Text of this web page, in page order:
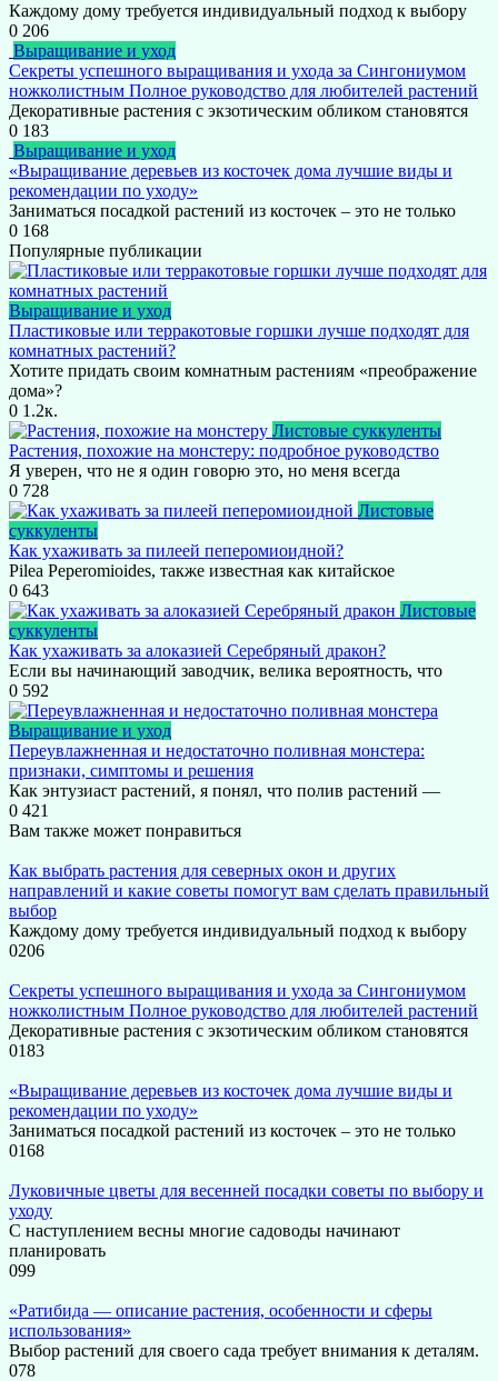
Каждому дому требуется индивидуальный подход к выбору
0 206
Выращивание и уход
Секреты успешного выращивания и ухода за Сингониумом
ножколистным Полное руководство для любителей растений
Декоративные растения с экзотическим обликом становятся
0 183
Выращивание и уход
«Выращивание деревьев из косточек дома лучшие виды и
рекомендации по уходу»
Заниматься посадкой растений из косточек – это не только
0 168
Популярные публикации
Выращивание и уход
Пластиковые или терракотовые горшки лучше подходят для
комнатных растений?
Хотите придать своим комнатным растениям «преображение
дома»?
0 1.2к.
Листовые суккуленты
Растения, похожие на монстеру: подробное руководство
Я уверен, что не я один говорю это, но меня всегда
0 728
Листовые
суккуленты
Как ухаживать за пилеей пеперомиоидной?
Pilea Peperomioides, также известная как китайское
0 643
Листовые
суккуленты
Как ухаживать за алоказией Серебряный дракон?
Если вы начинающий заводчик, велика вероятность, что
0 592
Выращивание и уход
Переувлажненная и недостаточно поливная монстера:
признаки, симптомы и решения
Как энтузиаст растений, я понял, что полив растений —
0 421
Вам также может понравиться
Как выбрать растения для северных окон и других
направлений и какие советы помогут вам сделать правильный
выбор
Каждому дому требуется индивидуальный подход к выбору
0206
Секреты успешного выращивания и ухода за Сингониумом
ножколистным Полное руководство для любителей растений
Декоративные растения с экзотическим обликом становятся
0183
«Выращивание деревьев из косточек дома лучшие виды и
рекомендации по уходу»
Заниматься посадкой растений из косточек – это не только
0168
Луковичные цветы для весенней посадки советы по выбору и
уходу
С наступлением весны многие садоводы начинают
планировать
099
«Ратибида — описание растения, особенности и сферы
использования»
Выбор растений для своего сада требует внимания к деталям.
078